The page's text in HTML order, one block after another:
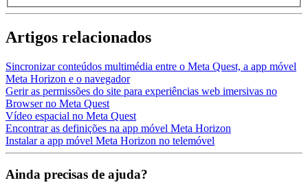
Artigos relacionados
Sincronizar conteúdos multimédia entre o Meta Quest, a app móvel
Meta Horizon e o navegador
Gerir as permissões do site para experiências web imersivas no
Browser no Meta Quest
Vídeo espacial no Meta Quest
Encontrar as definições na app móvel Meta Horizon
Instalar a app móvel Meta Horizon no telemóvel
Ainda precisas de ajuda?